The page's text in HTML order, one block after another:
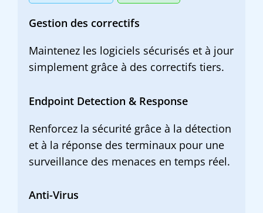
Gestion des correctifs
Maintenez les logiciels sécurisés et à jour
simplement grâce à des correctifs tiers.
Endpoint Detection & Response
Renforcez la sécurité grâce à la détection
et à la réponse des terminaux pour une
surveillance des menaces en temps réel.
Anti-Virus